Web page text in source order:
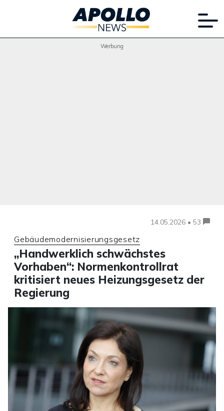
Werbung
14.05.2026 • 53
Gebäudemodernisierungsgesetz
„Handwerklich schwächstes
Vorhaben“: Normenkontrollrat
kritisiert neues Heizungsgesetz der
Regierung